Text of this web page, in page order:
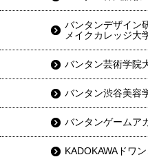
バンタンデザイン
メイクカレッジ大
バンタン芸術学院
バンタン渋谷美容
バンタンゲームア
KADOKAWAドワ